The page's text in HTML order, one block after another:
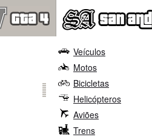
Veículos
Motos
Bicicletas
Helicópteros
Aviões
Trens